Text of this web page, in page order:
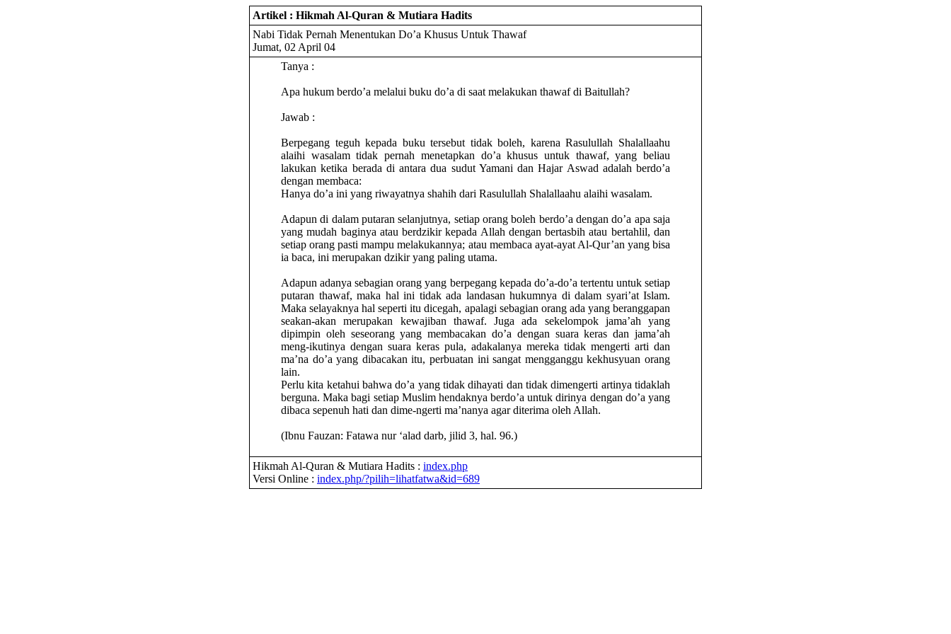
Artikel : Hikmah Al-Quran & Mutiara Hadits
Nabi Tidak Pernah Menentukan Do’a Khusus Untuk Thawaf
Jumat, 02 April 04
Tanya :
Apa hukum berdo’a melalui buku do’a di saat melakukan thawaf di Baitullah?
Jawab :
Berpegang teguh kepada buku tersebut tidak boleh, karena Rasulullah Shalallaahu
alaihi wasalam tidak pernah menetapkan do’a khusus untuk thawaf, yang beliau
lakukan ketika berada di antara dua sudut Yamani dan Hajar Aswad adalah berdo’a
dengan membaca:
Hanya do’a ini yang riwayatnya shahih dari Rasulullah Shalallaahu alaihi wasalam.
Adapun di dalam putaran selanjutnya, setiap orang boleh berdo’a dengan do’a apa saja
yang mudah baginya atau berdzikir kepada Allah dengan bertasbih atau bertahlil, dan
setiap orang pasti mampu melakukannya; atau membaca ayat-ayat Al-Qur’an yang bisa
ia baca, ini merupakan dzikir yang paling utama.
Adapun adanya sebagian orang yang berpegang kepada do’a-do’a tertentu untuk setiap
putaran thawaf, maka hal ini tidak ada landasan hukumnya di dalam syari’at Islam.
Maka selayaknya hal seperti itu dicegah, apalagi sebagian orang ada yang beranggapan
seakan-akan merupakan kewajiban thawaf. Juga ada sekelompok jama’ah yang
dipimpin oleh seseorang yang membacakan do’a dengan suara keras dan jama’ah
meng-ikutinya dengan suara keras pula, adakalanya mereka tidak mengerti arti dan
ma’na do’a yang dibacakan itu, perbuatan ini sangat mengganggu kekhusyuan orang
lain.
Perlu kita ketahui bahwa do’a yang tidak dihayati dan tidak dimengerti artinya tidaklah
berguna. Maka bagi setiap Muslim hendaknya berdo’a untuk dirinya dengan do’a yang
dibaca sepenuh hati dan dime-ngerti ma’nanya agar diterima oleh Allah.
(Ibnu Fauzan: Fatawa nur ‘alad darb, jilid 3, hal. 96.)
Hikmah Al-Quran & Mutiara Hadits : index.php
Versi Online : index.php/?pilih=lihatfatwa&id=689